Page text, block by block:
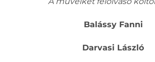
Balássy Fanni
Darvasi László